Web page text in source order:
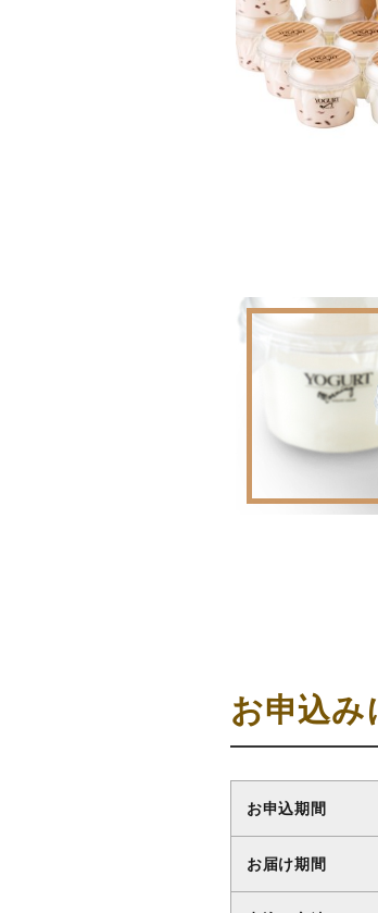
お申込み
お申込期間
お届け期間